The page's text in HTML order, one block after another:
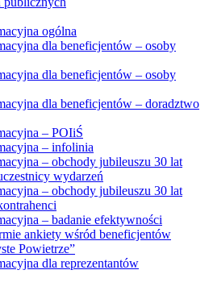
ogólna
dla beneficjentów – osoby
dla beneficjentów – osoby
dla beneficjentów – doradztwo
– POIiŚ
– infolinia
– obchody jubileuszu 30 lat
wydarzeń
– obchody jubileuszu 30 lat
– badanie efektywności
ankiety wśród beneficjentów
Powietrze”
dla reprezentantów